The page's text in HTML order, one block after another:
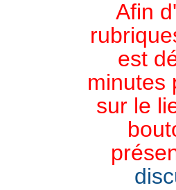
Afin
est
minutes
sur le